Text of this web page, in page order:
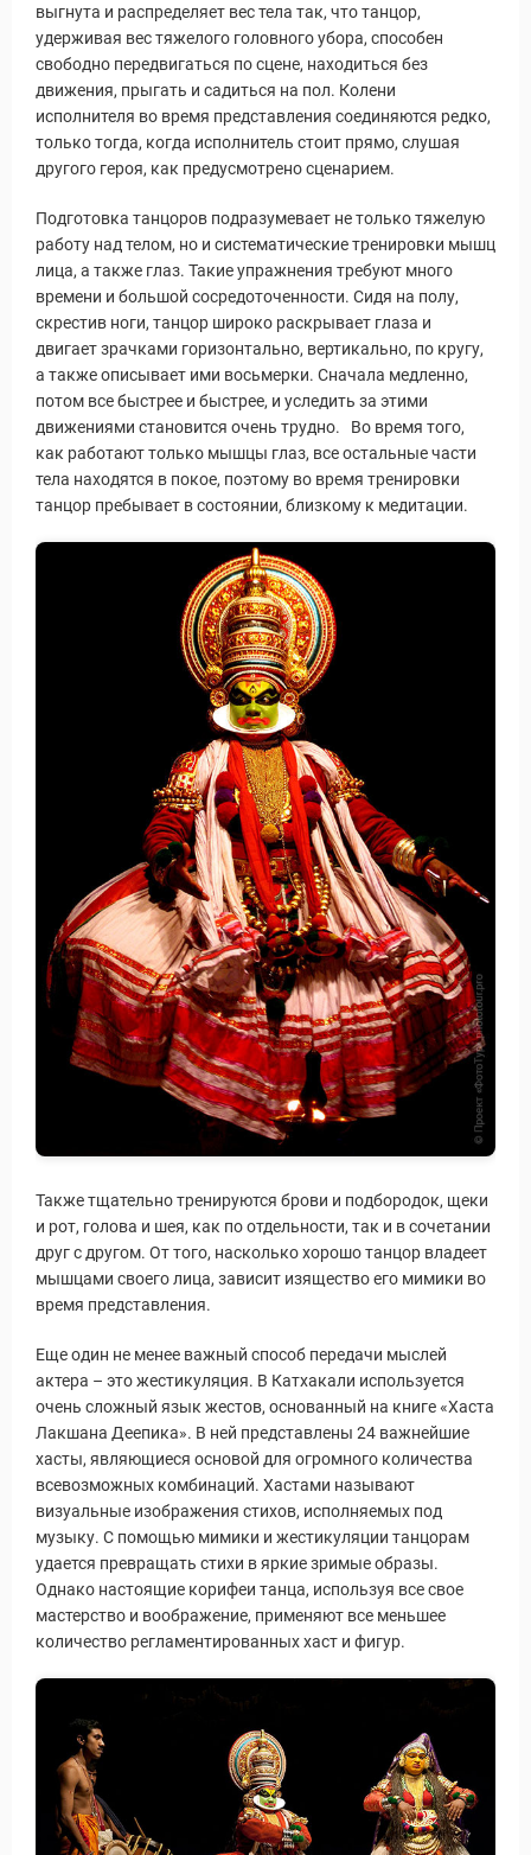
Туры
выгнута и распределяет вес тела так, что танцор,
удерживая вес тяжелого головного убора, способен
свободно передвигаться по сцене, находиться без
движения, прыгать и садиться на пол. Колени
исполнителя во время представления соединяются редко,
только тогда, когда исполнитель стоит прямо, слушая
другого героя, как предусмотрено сценарием.
Подготовка танцоров подразумевает не только тяжелую
работу над телом, но и систематические тренировки мышц
лица, а также глаз. Такие упражнения требуют много
времени и большой сосредоточенности. Сидя на полу,
скрестив ноги, танцор широко раскрывает глаза и
двигает зрачками горизонтально, вертикально, по кругу,
а также описывает ими восьмерки. Сначала медленно,
потом все быстрее и быстрее, и уследить за этими
движениями становится очень трудно. Во время того,
как работают только мышцы глаз, все остальные части
тела находятся в покое, поэтому во время тренировки
танцор пребывает в состоянии, близкому к медитации.
Также тщательно тренируются брови и подбородок, щеки
и рот, голова и шея, как по отдельности, так и в сочетании
друг с другом. От того, насколько хорошо танцор владеет
мышцами своего лица, зависит изящество его мимики во
время представления.
Еще один не менее важный способ передачи мыслей
актера – это жестикуляция. В Катхакали используется
очень сложный язык жестов, основанный на книге «Хаста
Лакшана Деепика». В ней представлены 24 важнейшие
хасты, являющиеся основой для огромного количества
всевозможных комбинаций. Хастами называют
визуальные изображения стихов, исполняемых под
музыку. С помощью мимики и жестикуляции танцорам
удается превращать стихи в яркие зримые образы.
Однако настоящие корифеи танца, используя все свое
мастерство и воображение, применяют все меньшее
количество регламентированных хаст и фигур.